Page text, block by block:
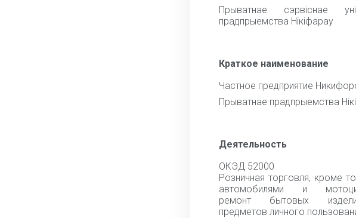
Прыватнае сэрвiснае
прадпрыемства Нiкiфарау
Краткое наименование
Частное предприятие
Прыватнае прадпрыемства
Деятельность
ОКЭД 52000
Розничная торговля, кроме
автомобилями и
ремонт бытовых
предметов личного